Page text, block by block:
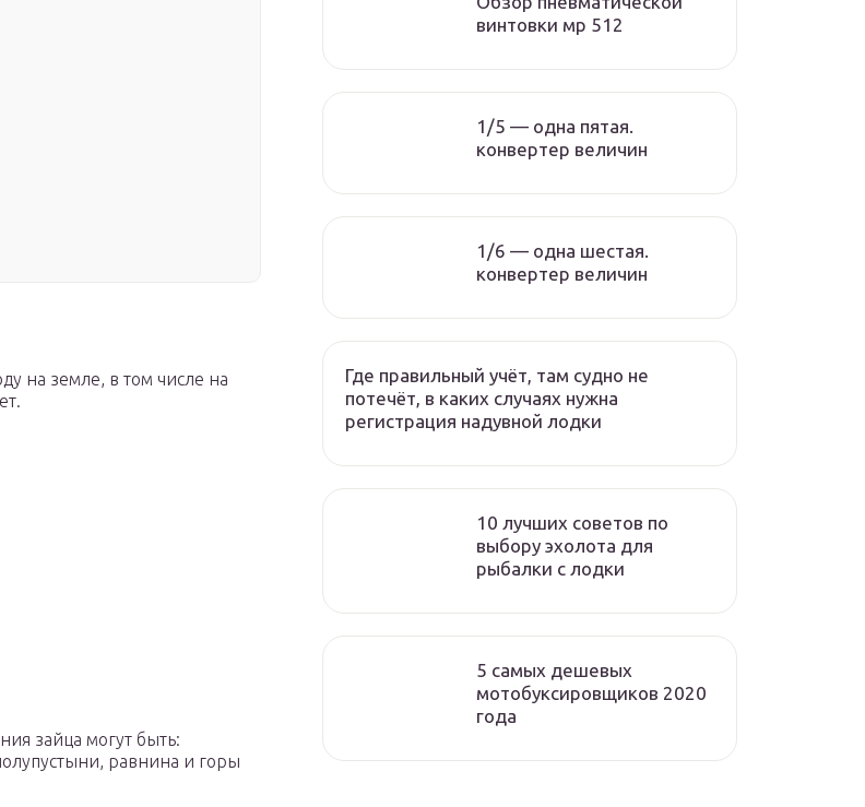
на земле, в том числе на
зайца могут быть:
равнина и горы
винтовки мр 512
1/5 — одна пятая.
конвертер величин
1/6 — одна шестая.
конвертер величин
Где правильный учёт, там судно не
потечёт, в каких случаях нужна
регистрация надувной лодки
10 лучших советов по
выбору эхолота для
рыбалки с лодки
5 самых дешевых
мотобуксировщиков 2020
года